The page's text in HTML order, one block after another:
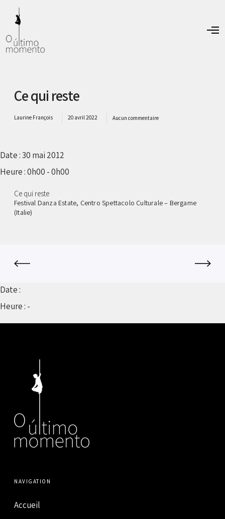
O
Ce qui reste
Laurine François 20 avril 2022 Aucun commentaire
Date :30 mai 2012
Heure :0h00 - 0h00
Ce qui reste
Festival Danza Estate, Centro Spettacolo Culturale – Bergame
(Italie)
Date :
Heure : -
NAVIGATION
Accueil